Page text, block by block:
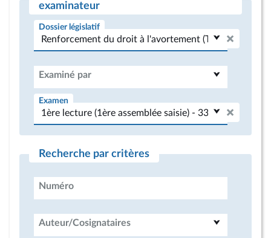
examinateur
Dossier législatif
Examiné par
Examen
Recherche par critères
Numéro
Auteur/Cosignataires